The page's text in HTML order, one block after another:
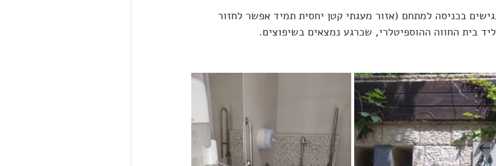
בכניסה למתחם (אזור מעגתי קטן יחסית תמיד אפשר לחזור
בית החווה ההוספיטלרי, שכרגע נמצאים בשיפוצים.